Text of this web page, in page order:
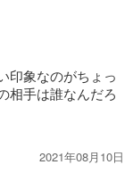
印象なのがちょっ
相手は誰なんだろ
2021年08月10日